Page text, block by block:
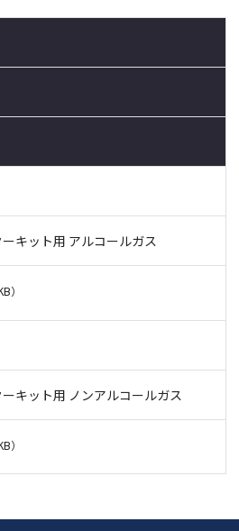
キット用 アルコールガス
）
キット用 ノンアルコールガス
）